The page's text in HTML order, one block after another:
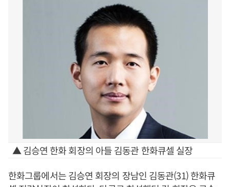
▲ 김승연 한화 회장의 아들 김동관 한화큐셀 실장
한화그룹에서는 김승연 회장의 장남인 김동관(31) 한화큐